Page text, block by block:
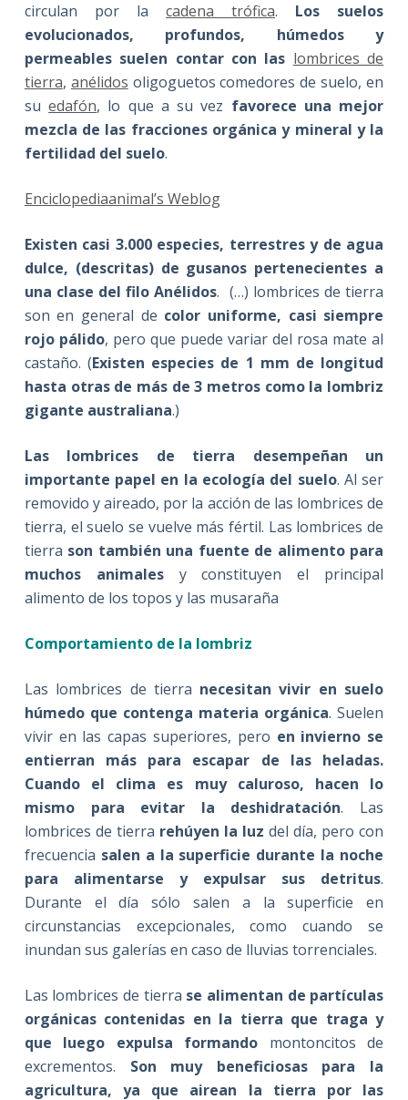
circulan por la cadena trófica. Los suelos
evolucionados, profundos, húmedos y
permeables suelen contar con las lombrices de
tierra, anélidos oligoguetos comedores de suelo, en
suedafón, lo que a su vez favorece una mejor
mezcla de las fracciones orgánica y mineral y la
fertilidad del suelo.
Enciclopediaanimal’s Weblog
Existen casi 3.000 especies, terrestres y de agua
dulce, (descritas) de gusanos pertenecientes a
una clase del filo Anélidos. (…) lombrices de tierra
son en general de color uniforme, casi siempre
rojo pálido, pero que puede variar del rosa mate al
castaño. (Existen especies de 1 mm de longitud
hasta otras de más de 3 metros como la lombriz
gigante australiana.)
Las lombrices de tierra desempeñan un
importante papel en la ecología del suelo. Al ser
removido y aireado, por la acción de las lombrices de
tierra, el suelo se vuelve más fértil. Las lombrices de
tierra son también una fuente de alimento para
muchos animales y constituyen el principal
alimento de los topos y las musaraña
Comportamiento de la lombriz
Las lombrices de tierra necesitan vivir en suelo
húmedo que contenga materia orgánica. Suelen
vivir en las capas superiores, pero en invierno se
entierran más para escapar de las heladas.
Cuando el clima es muy caluroso, hacen lo
mismo para evitar la deshidratación. Las
lombrices de tierra rehúyen la luz del día, pero con
frecuencia salen a la superficie durante la noche
para alimentarse y expulsar sus detritus.
Durante el día sólo salen a la superficie en
circunstancias excepcionales, como cuando se
inundan sus galerías en caso de lluvias torrenciales.
Las lombrices de tierra se alimentan de partículas
orgánicas contenidas en la tierra que traga y
que luego expulsa formando montoncitos de
excrementos. Son muy beneficiosas para la
agricultura, ya que airean la tierra por las